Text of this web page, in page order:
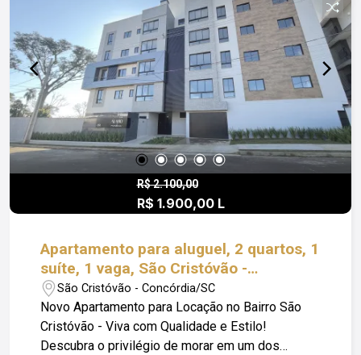
perto o conforto e a praticidade de morar no
*Imóvel não aceita animais de estimação. Obs:
Além do valor de aluguel o locatário fica
responsável pelo pagamento de Condomínio;
IPTU; Luz; e Seguro Incêndio.
R$ 2.100,00
R$ 1.900,00 L
Apartamento para aluguel, 2 quartos, 1
suíte, 1 vaga, São Cristóvão -
Concórdia/SC
São Cristóvão - Concórdia/SC
Novo Apartamento para Locação no Bairro São
Cristóvão - Viva com Qualidade e Estilo!
Descubra o privilégio de morar em um dos